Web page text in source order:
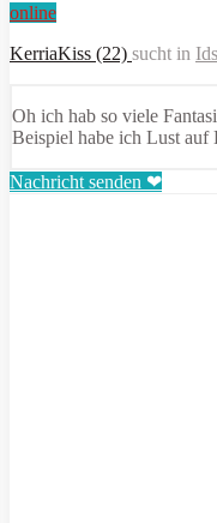
online
KerriaKiss (22) sucht in
Oh ich hab so viele
Beispiel habe ich Lust auf
Nachricht senden ❤